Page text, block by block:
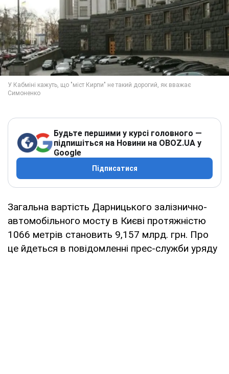
Будьте першими у курсі головного —
підпишіться на Новини на OBOZ.UA у
Google
Підписатися
Загальна вартість Дарницького залізнично-
автомобільного мосту в Києві протяжністю
1066 метрів становить 9,157 млрд. грн. Про
це йдеться в повідомленні прес-служби уряду